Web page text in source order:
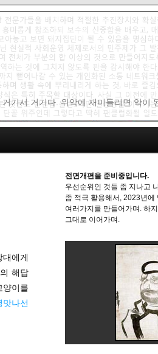
기서 거기다. 위악에 재미들리면 악이
에게
해답
양이를
맛나선
전면개편을 준비중입니다.
우선순위인 것들 좀 지나고
좀 적극 활용해서, 2023년에
여러가지를 만들어가며. 하
그대로 이어가며.